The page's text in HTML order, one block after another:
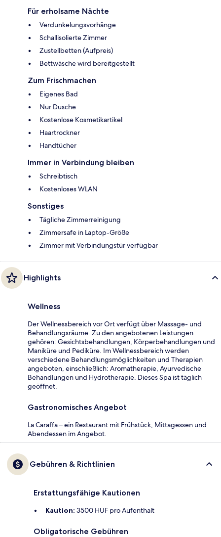
Für erholsame Nächte
Verdunkelungsvorhänge
Schallisolierte Zimmer
Zustellbetten (Aufpreis)
Bettwäsche wird bereitgestellt
Zum Frischmachen
Eigenes Bad
Nur Dusche
Kostenlose Kosmetikartikel
Haartrockner
Handtücher
Immer in Verbindung bleiben
Schreibtisch
Kostenloses WLAN
Sonstiges
Tägliche Zimmerreinigung
Zimmersafe in Laptop-Größe
Zimmer mit Verbindungstür verfügbar
Highlights
Wellness
Der Wellnessbereich vor Ort verfügt über Massage- und
Behandlungsräume. Zu den angebotenen Leistungen
gehören: Gesichtsbehandlungen, Körperbehandlungen und
Maniküre und Pediküre. Im Wellnessbereich werden
verschiedene Behandlungsmöglichkeiten und Therapien
angeboten, einschließlich: Aromatherapie, Ayurvedische
Behandlungen und Hydrotherapie. Dieses Spa ist täglich
geöffnet.
Gastronomisches Angebot
La Caraffa – ein Restaurant mit Frühstück, Mittagessen und
Abendessen im Angebot.
Gebühren & Richtlinien
Erstattungsfähige Kautionen
Kaution: 3500 HUF pro Aufenthalt
Obligatorische Gebühren